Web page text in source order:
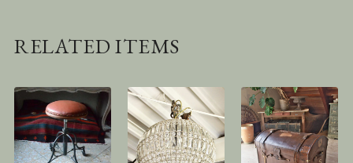
RELATED ITEMS